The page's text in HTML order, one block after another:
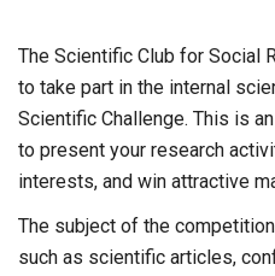
The Scientific Club for Social
to take part in the internal
Scientific Challenge. This is
to present your research
interests, and win attractive
The subject of the
such as scientific articles,